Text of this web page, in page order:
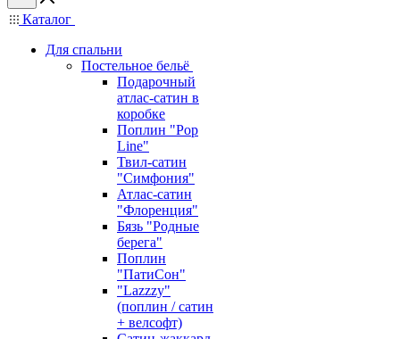
Каталог
Для спальни
Постельное бельё
Подарочный
атлас-сатин в
коробке
Поплин "Pop
Line"
Твил-сатин
"Симфония"
Атлас-сатин
"Флоренция"
Бязь "Родные
берега"
Поплин
"ПатиСон"
"Lazzzy"
(поплин / сатин
+ велсофт)